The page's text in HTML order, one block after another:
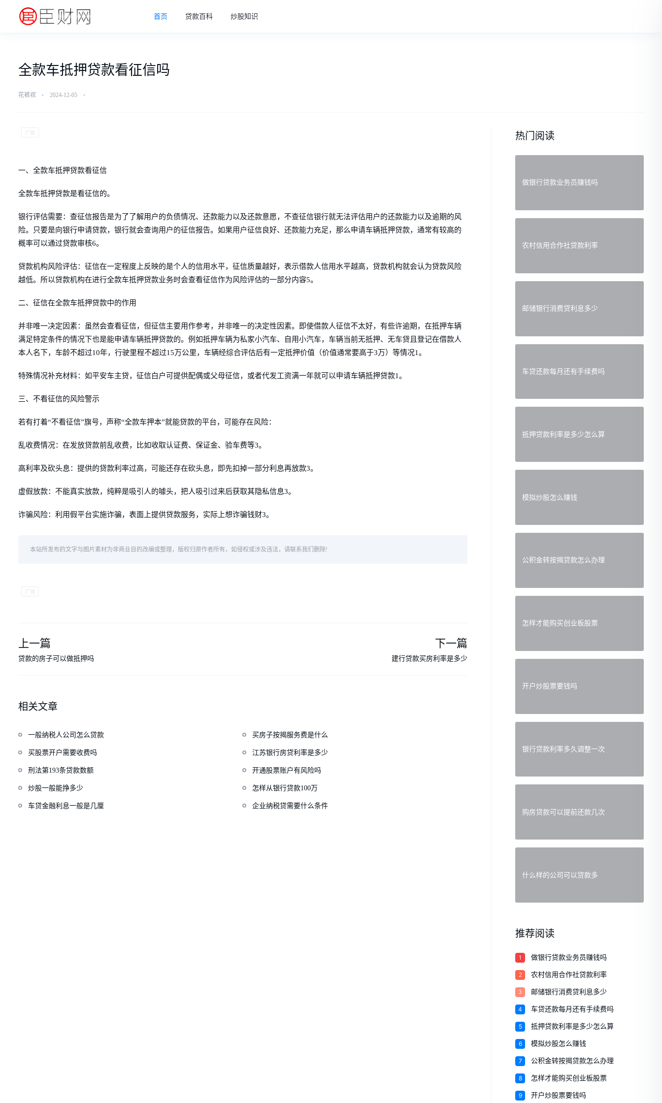
首页 贷款百科 炒股知识
全款车抵押贷款看征信吗
花裤衩 ⋅ 2024-12-05 ⋅
一、全款车抵押贷款看征信
全款车抵押贷款是看征信的。
银行评估需要：查征信报告是为了了解用户的负债情况、还款能力以及还款意愿，不查征信银行就无法评估用户的还款能力以及逾期的风
险。只要是向银行申请贷款，银行就会查询用户的征信报告。如果用户征信良好、还款能力充足，那么申请车辆抵押贷款，通常有较高的
概率可以通过贷款审核6。
贷款机构风险评估：征信在一定程度上反映的是个人的信用水平，征信质量越好，表示借款人信用水平越高，贷款机构就会认为贷款风险
越低。所以贷款机构在进行全款车抵押贷款业务时会查看征信作为风险评估的一部分内容5。
二、征信在全款车抵押贷款中的作用
并非唯一决定因素：虽然会查看征信，但征信主要用作参考，并非唯一的决定性因素。即使借款人征信不太好，有些许逾期，在抵押车辆
满足特定条件的情况下也是能申请车辆抵押贷款的。例如抵押车辆为私家小汽车、自用小汽车，车辆当前无抵押、无车贷且登记在借款人
本人名下，车龄不超过10年，行驶里程不超过15万公里，车辆经综合评估后有一定抵押价值（价值通常要高于3万）等情况1。
特殊情况补充材料：如平安车主贷，征信白户可提供配偶或父母征信，或者代发工资满一年就可以申请车辆抵押贷款1。
三、不看征信的风险警示
若有打着“不看征信”旗号，声称“全款车押本”就能贷款的平台，可能存在风险：
乱收费情况：在发放贷款前乱收费，比如收取认证费、保证金、验车费等3。
高利率及砍头息：提供的贷款利率过高，可能还存在砍头息，即先扣掉一部分利息再放款3。
虚假放款：不能真实放款，纯粹是吸引人的噱头，把人吸引过来后获取其隐私信息3。
诈骗风险：利用假平台实施诈骗，表面上提供贷款服务，实际上想诈骗钱财3。
本站所发布的文字与图片素材为非商业目的改编或整理，版权归原作者所有，如侵权或涉及违法，请联系我们删除!
上一篇
贷款的房子可以做抵押吗
下一篇
建行贷款买房利率是多少
相关文章
一般纳税人公司怎么贷款 买房子按揭服务费是什么
买股票开户需要收费吗 江苏银行房贷利率是多少
刑法第193条贷款数额 开通股票账户有风险吗
炒股一般能挣多少 怎样从银行贷款100万
车贷金融利息一般是几厘 企业纳税贷需要什么条件
热门阅读
做银行贷款业务员赚钱吗
农村信用合作社贷款利率
邮储银行消费贷利息多少
车贷还款每月还有手续费吗
抵押贷款利率是多少怎么算
模拟炒股怎么赚钱
公积金转按揭贷款怎么办理
怎样才能购买创业板股票
开户炒股票要钱吗
银行贷款利率多久调整一次
购房贷款可以提前还款几次
什么样的公司可以贷款多
推荐阅读
1 做银行贷款业务员赚钱吗
2 农村信用合作社贷款利率
3 邮储银行消费贷利息多少
4 车贷还款每月还有手续费吗
5 抵押贷款利率是多少怎么算
6 模拟炒股怎么赚钱
7 公积金转按揭贷款怎么办理
8 怎样才能购买创业板股票
9 开户炒股票要钱吗